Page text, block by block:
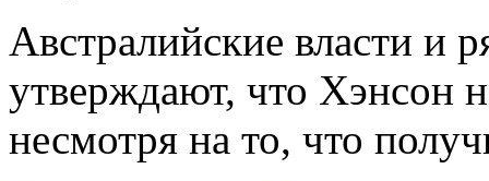
Австралийские власти и
утверждают, что Хэнсон
несмотря на то, что